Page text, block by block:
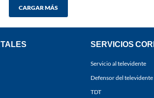
CARGAR MÁS
SERVICIOS
Servicio al televidente
Defensor del televidente
TDT